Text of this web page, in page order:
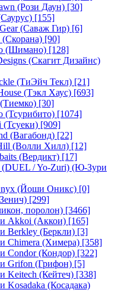
(Рози Даун) [30]
[155]
(Саваж Гир) [6]
[90]
(Шимано) [128]
(Скагит Дизайнс)
(ТиЭйч Текл) [21]
(Тэкл Хаус) [693]
[30]
(Тсурибито) [1074]
(Тсуеки) [909]
(Вагабонд) [22]
(Волли Хилл) [12]
(Вердикт) [17]
/ Yo-Zuri) (Ю-Зури
(Йоши Оникс) [0]
[299]
поролон) [3466]
Akkoi (Аккои) [165]
Berkley (Беркли) [3]
Chimera (Химера) [358]
Condor (Кондор) [322]
Grifon (Грифон) [5]
Keitech (Кейтеч) [338]
Kosadaka (Косадака)